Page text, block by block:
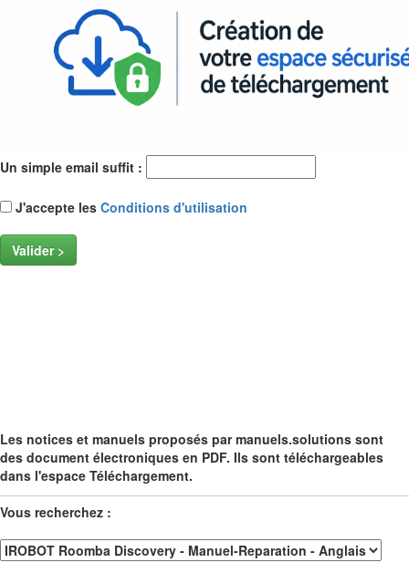
Un simple email suffit :
J'accepte les Conditions d'utilisation
Valider >
Les notices et manuels proposés par manuels.solutions sont
des document électroniques en PDF. Ils sont téléchargeables
dans l'espace Téléchargement.
Vous recherchez :